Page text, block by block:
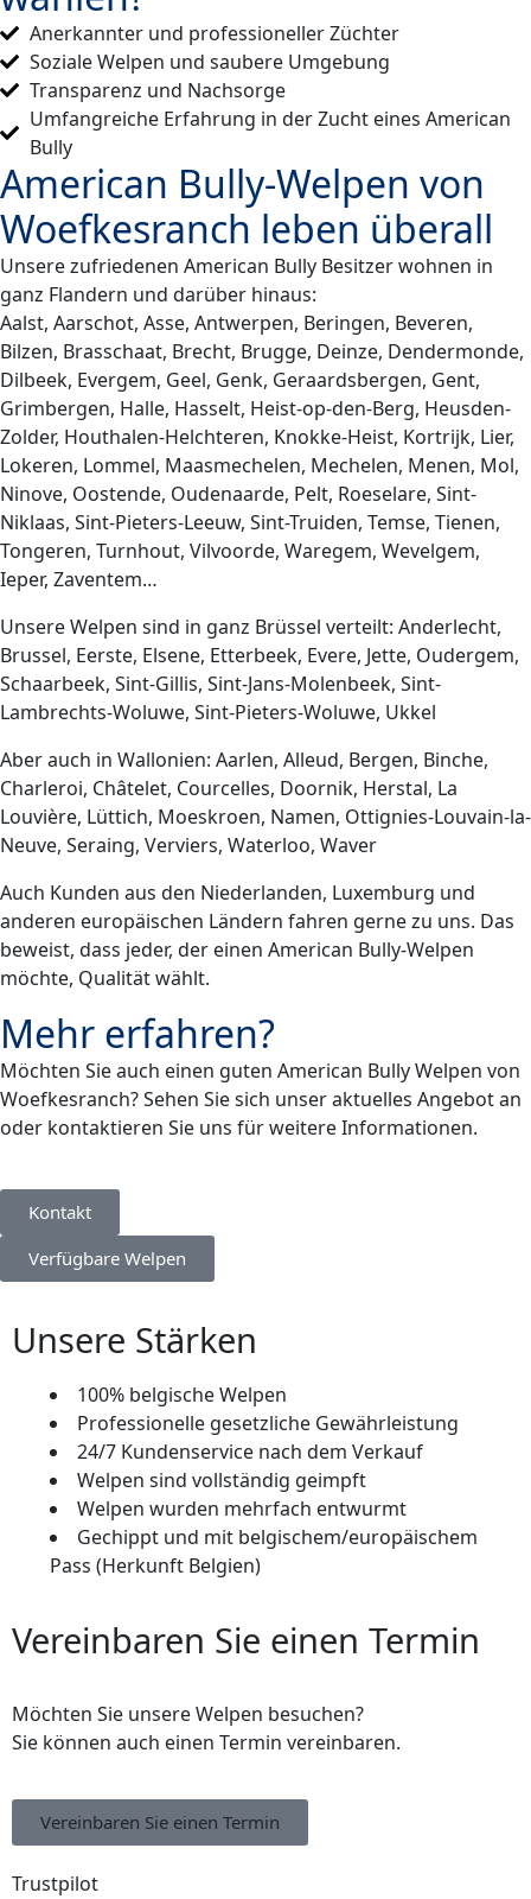
Anerkannter und professioneller Züchter
Soziale Welpen und saubere Umgebung
Transparenz und Nachsorge
Umfangreiche Erfahrung in der Zucht eines American
Bully
American Bully-Welpen von
Woefkesranch leben überall
Unsere zufriedenen American Bully Besitzer wohnen in
ganz Flandern und darüber hinaus:
Aalst, Aarschot, Asse, Antwerpen, Beringen, Beveren,
Bilzen, Brasschaat, Brecht, Brugge, Deinze, Dendermonde,
Dilbeek, Evergem, Geel, Genk, Geraardsbergen, Gent,
Grimbergen, Halle, Hasselt, Heist-op-den-Berg, Heusden-
Zolder, Houthalen-Helchteren, Knokke-Heist, Kortrijk, Lier,
Lokeren, Lommel, Maasmechelen, Mechelen, Menen, Mol,
Ninove, Oostende, Oudenaarde, Pelt, Roeselare, Sint-
Niklaas, Sint-Pieters-Leeuw, Sint-Truiden, Temse, Tienen,
Tongeren, Turnhout, Vilvoorde, Waregem, Wevelgem,
Ieper, Zaventem…
Unsere Welpen sind in ganz Brüssel verteilt: Anderlecht,
Brussel, Eerste, Elsene, Etterbeek, Evere, Jette, Oudergem,
Schaarbeek, Sint-Gillis, Sint-Jans-Molenbeek, Sint-
Lambrechts-Woluwe, Sint-Pieters-Woluwe, Ukkel
Aber auch in Wallonien: Aarlen, Alleud, Bergen, Binche,
Charleroi, Châtelet, Courcelles, Doornik, Herstal, La
Louvière, Lüttich, Moeskroen, Namen, Ottignies-Louvain-la-
Neuve, Seraing, Verviers, Waterloo, Waver
Auch Kunden aus den Niederlanden, Luxemburg und
anderen europäischen Ländern fahren gerne zu uns. Das
beweist, dass jeder, der einen American Bully-Welpen
möchte, Qualität wählt.
Mehr erfahren?
Möchten Sie auch einen guten American Bully Welpen von
Woefkesranch? Sehen Sie sich unser aktuelles Angebot an
oder kontaktieren Sie uns für weitere Informationen.
Kontakt
Verfügbare Welpen
Unsere Stärken
100% belgische Welpen
Professionelle gesetzliche Gewährleistung
24/7 Kundenservice nach dem Verkauf
Welpen sind vollständig geimpft
Welpen wurden mehrfach entwurmt
Gechippt und mit belgischem/europäischem
Pass (Herkunft Belgien)
Vereinbaren Sie einen Termin
Möchten Sie unsere Welpen besuchen?
Sie können auch einen Termin vereinbaren.
Vereinbaren Sie einen Termin
Trustpilot